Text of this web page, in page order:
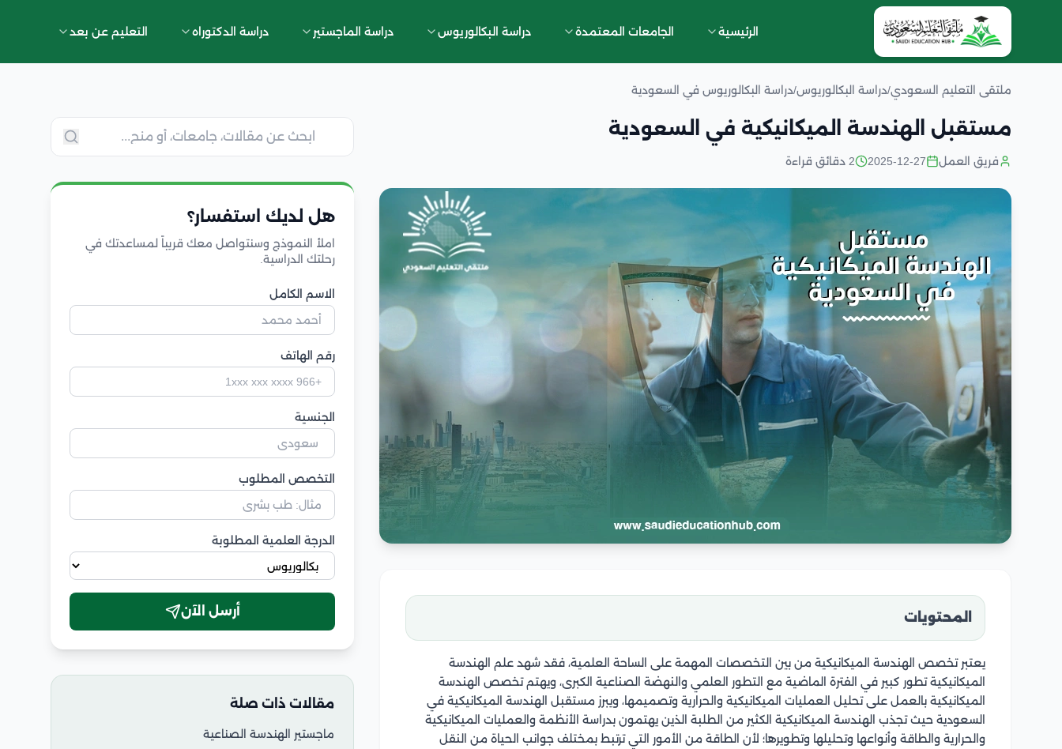
الرئيسية الجامعات المعتمدة دراسة البكالوريوس دراسة الماجستير دراسة الدكتوراه التعليم عن بعد
ملتقى التعليم السعودي/دراسة البكالوريوس/دراسة البكالوريوس في السعودية
مستقبل الهندسة الميكانيكية في السعودية
فريق العمل 2025-12-27 2 دقائق قراءة
المحتويات
يعتبر تخصص الهندسة الميكانيكية من بين التخصصات المهمة على الساحة العلمية، فقد شهد علم الهندسة
الميكانيكية تطور كبير في الفترة الماضية مع التطور العلمي والنهضة الصناعية الكبرى، ويهتم تخصص الهندسة
الميكانيكية بالعمل على تحليل العمليات الميكانيكية والحرارية وتصميمها، ويبرز مستقبل الهندسة الميكانيكية في
السعودية حيث تجذب الهندسة الميكانيكية الكثير من الطلبة الذين يهتمون بدراسة الأنظمة والعمليات الميكانيكية
والحرارية والطاقة وأنواعها وتحليلها وتطويرها؛ لأن الطاقة من الأمور التي ترتبط بمختلف جوانب الحياة من النقل
هل لديك استفسار؟
املأ النموذج وسنتواصل معك قريباً لمساعدتك في
رحلتك الدراسية.
الاسم الكامل
رقم الهاتف
الجنسية
التخصص المطلوب
الدرجة العلمية المطلوبة
أرسل الآن
مقالات ذات صلة
ماجستير الهندسة الصناعية